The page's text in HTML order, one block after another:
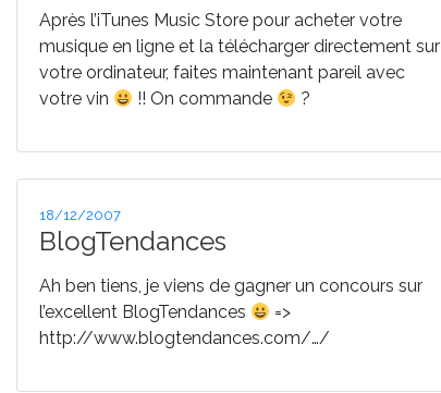
un
nom! »
Après l’iTunes Music Store pour acheter votre
musique en ligne et la télécharger directement sur
votre ordinateur, faites maintenant pareil avec
votre vin
!! On commande ?
Publié
le
18/12/2007
BlogTendances
Ah ben tiens, je viens de gagner un concours sur
l’excellent BlogTendances
=>
http://www.blogtendances.com/…/